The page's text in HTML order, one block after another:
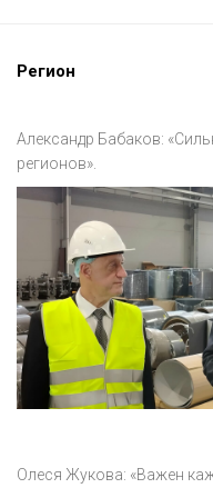
Регион
Александр Бабаков:
регионов».
Олеся Жукова: «Важен